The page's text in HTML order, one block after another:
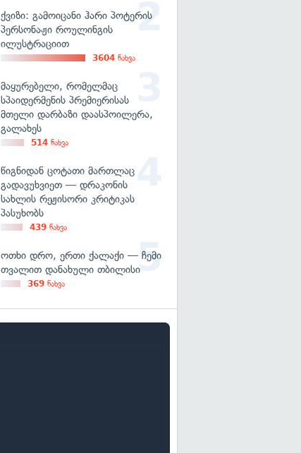
ქვიზი: გამოიცანი ჰარი პოტერის
პერსონაჟი როულინგის
ილუსტრაციით
3604 ნახვა
მაყურებელი, რომელმაც
სპაიდერმენის პრემიერისას
მთელი დარბაზი დაასპოილერა,
გალახეს
514 ნახვა
წიგნიდან ცოტათი მართლაც
გადავუხვიეთ — დრაკონის
სახლის რეჟისორი კრიტიკას
პასუხობს
439 ნახვა
ოთხი დრო, ერთი ქალაქი — ჩემი
თვალით დანახული თბილისი
369 ნახვა